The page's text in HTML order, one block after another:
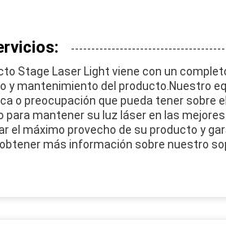
Stage Laser Light viene con un
y mantenimiento del producto.Nuestro
o preocupación que pueda tener sobre
para mantener su luz láser en las
el máximo provecho de su producto y
más información sobre nuestro